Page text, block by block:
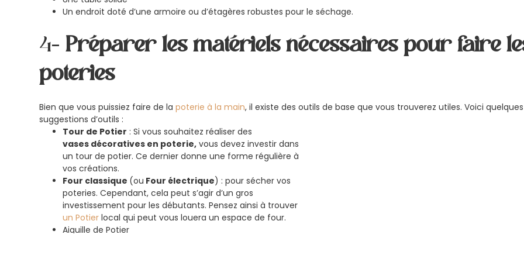
Un endroit doté d’une armoire ou d’étagères robustes pour le séchage.
4-Préparer les matériels nécessaires pour faire
poteries
Bien que vous puissiez faire de lapoterie à la main, il existe des outils de base que vous trouverez utiles. Voici quelques
suggestions d’outils :
Tour de Potier : Si vous souhaitez réaliser des
vases décoratives en poterie, vous devez investir dans
un tour de potier. Ce dernier donne une forme régulière à
vos créations.
Four classique (ou Four électrique) : pour sécher vos
poteries. Cependant, cela peut s’agir d’un gros
investissement pour les débutants. Pensez ainsi à trouver
un Potier local qui peut vous louera un espace de four.
Aiguille de Potier